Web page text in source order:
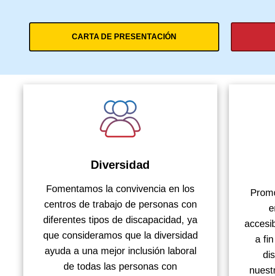
CARTA DE PRESENTACIÓN
Diversidad
Fomentamos la convivencia en los
centros de trabajo de personas con
diferentes tipos de discapacidad, ya
que consideramos que la diversidad
ayuda a una mejor inclusión laboral
de todas las personas con
a